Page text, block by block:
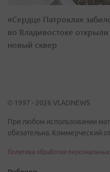
«Сердце Патрокла»
во Владивостоке открыли
новый сквер
© 1997 - 2026 VLADNEWS
При любом использовании
обязательна. Коммерческий
Политика обработки